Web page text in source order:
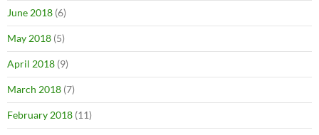
June 2018 (6)
May 2018 (5)
April 2018 (9)
March 2018 (7)
February 2018 (11)